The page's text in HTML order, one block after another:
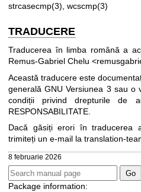
strcasecmp(3) wcscmp(3)
TRADUCERE
Traducerea în limba română a
Remus-Gabriel Chelu
Această traducere este
generală GNU Versiunea 3 sau o
condiții privind drepturile de
RESPONSABILITATE.
Dacă găsiți erori în traducerea
trimiteți un e-mail la translation-
8 februarie 2026
Package information: